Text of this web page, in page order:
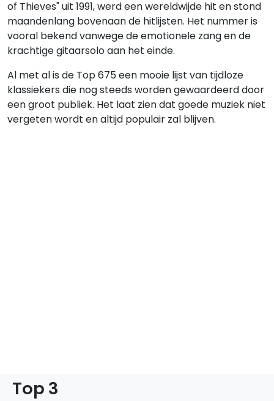
of Thieves" uit 1991, werd een wereldwijde hit en stond
maandenlang bovenaan de hitlijsten. Het nummer is
vooral bekend vanwege de emotionele zang en de
krachtige gitaarsolo aan het einde.
Al met al is de Top 675 een mooie lijst van tijdloze
klassiekers die nog steeds worden gewaardeerd door
een groot publiek. Het laat zien dat goede muziek niet
vergeten wordt en altijd populair zal blijven.
Top 3